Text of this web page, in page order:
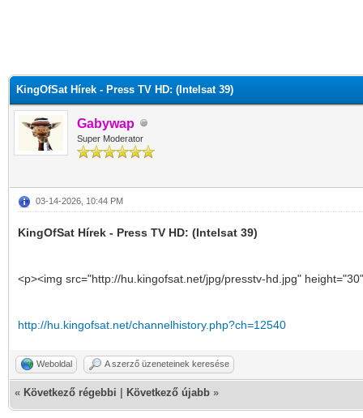
KingOfSat Hírek - Press TV HD: (Intelsat 39)
Gabywap
Super Moderator
03-14-2026, 10:44 PM
KingOfSat Hírek - Press TV HD: (Intelsat 39)
<p><img src="http://hu.kingofsat.net/jpg/presstv-hd.jpg"
http://hu.kingofsat.net/channelhistory.php?ch=12540
Weboldal A szerző üzeneteinek keresése
« Következő régebbi Következő újabb »